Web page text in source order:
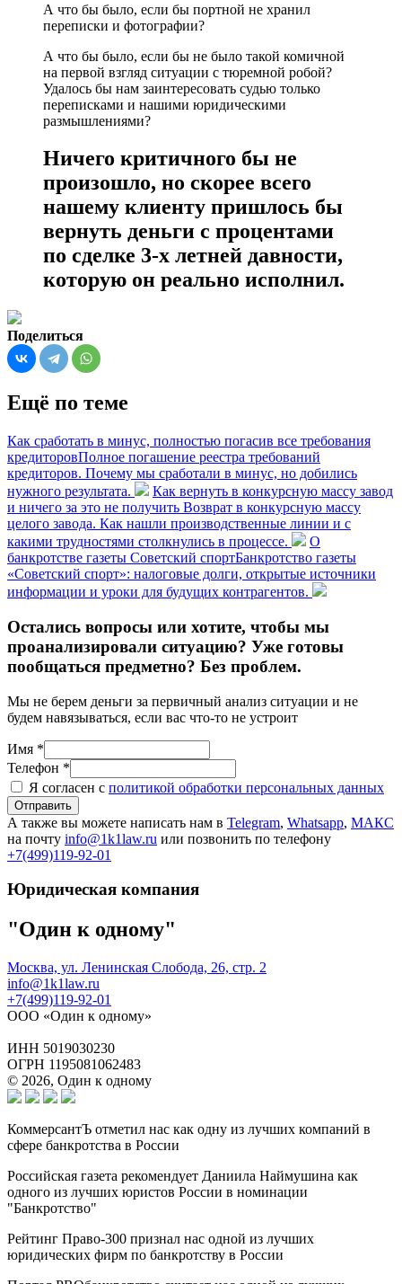
А что бы было, если бы портной не хранил
переписки и фотографии?
А что бы было, если бы не было такой комичной
на первой взгляд ситуации с тюремной робой?
Удалось бы нам заинтересовать судью только
переписками и нашими юридическими
размышлениями?
Ничего критичного бы не
произошло, но скорее всего
нашему клиенту пришлось бы
вернуть деньги с процентами
по сделке 3-х летней давности,
которую он реально исполнил.
Поделиться
Ещё по теме
Как сработать в минус, полностью погасив все требования
кредиторовПолное погашение реестра требований
кредиторов. Почему мы сработали в минус, но добились
нужного результата.
Как вернуть в конкурсную массу завод
и ничего за это не получить Возврат в конкурсную массу
целого завода. Как нашли производственные линии и с
какими трудностями столкнулись в процессе.
О
банкротстве газеты Советский спортБанкротство газеты
«Советский спорт»: налоговые долги, открытые источники
информации и уроки для будущих контрагентов.
Остались вопросы или хотите, чтобы мы
проанализировали ситуацию? Уже готовы
пообщаться предметно? Без проблем.
Мы не берем деньги за первичный анализ ситуации и не
будем навязываться, если вас что-то не устроит
Имя *
Телефон *
Я согласен с политикой обработки персональных данных
Отправить
А также вы можете написать нам в Telegram, Whatsapp, МАКС
на почту info@1k1law.ru или позвонить по телефону
+7(499)119-92-01
Юридическая компания
"Один к одному"
Москва, ул. Ленинская Слобода, 26, стр. 2
info@1k1law.ru
+7(499)119-92-01
ООО «Один к одному»
ИНН 5019030230
ОГРН 1195081062483
© 2026, Один к одному
КоммерсантЪ отметил нас как одну из лучших компаний в
сфере банкротства в России
Российская газета рекомендует Даниила Наймушина как
одного из лучших юристов России в номинации
"Банкротство"
Рейтинг Право-300 признал нас одной из лучших
юридических фирм по банкротству в России